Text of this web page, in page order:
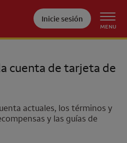
Inicie sesión
MENU
cuenta de tarjeta de
actuales, los términos y
y las guías de